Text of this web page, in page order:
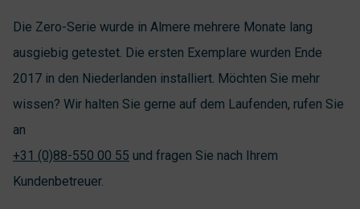
Die Zero-Serie wurde in Almere mehrere Monate lang
ausgiebig getestet. Die ersten Exemplare wurden Ende
2017 in den Niederlanden installiert. Möchten Sie mehr
wissen? Wir halten Sie gerne auf dem Laufenden, rufen Sie
an
+31 (0)88-550 00 55 und fragen Sie nach Ihrem
Kundenbetreuer.